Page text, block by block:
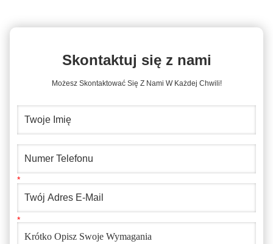
Skontaktuj się z nami
Możesz Skontaktować Się Z Nami W Każdej Chwili!